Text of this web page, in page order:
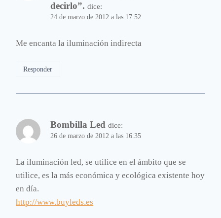
decirlo”. dice:
24 de marzo de 2012 a las 17:52
Me encanta la iluminación indirecta
Responder
Bombilla Led dice:
26 de marzo de 2012 a las 16:35
La iluminación led, se utilice en el ámbito que se
utilice, es la más económica y ecológica existente hoy
en día.
http://www.buyleds.es